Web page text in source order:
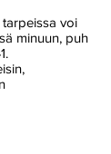
voi
minuun, puh
.